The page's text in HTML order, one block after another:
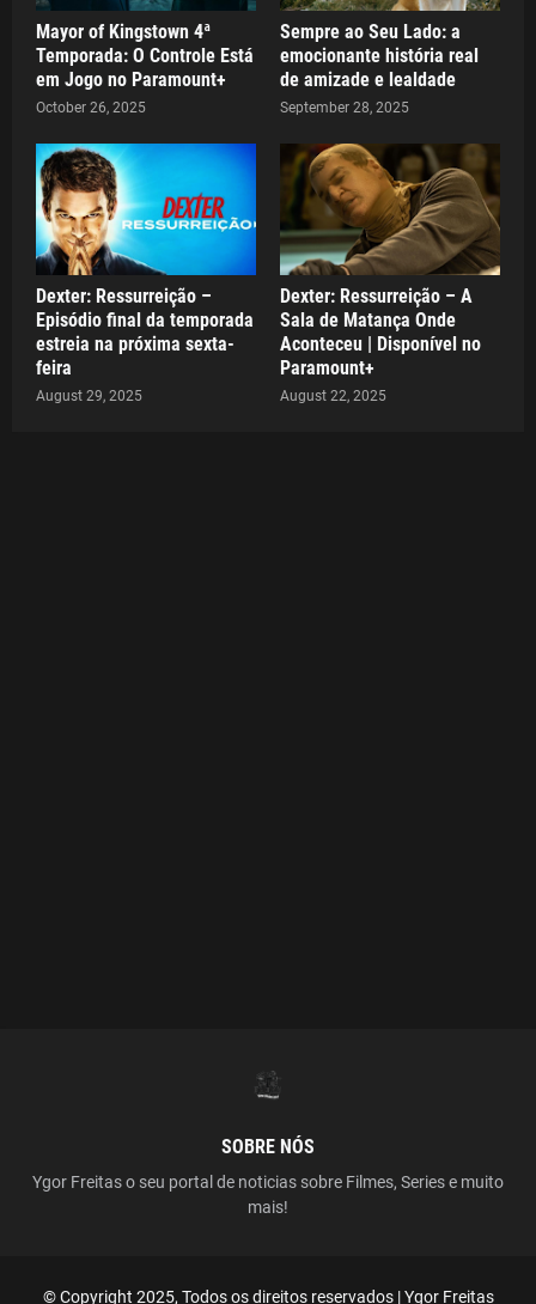
Mayor of Kingstown 4ª
Temporada: O Controle Está
em Jogo no Paramount+
October 26, 2025
Sempre ao Seu Lado: a
emocionante história real
de amizade e lealdade
September 28, 2025
Dexter: Ressurreição –
Episódio final da temporada
estreia na próxima sexta-
feira
August 29, 2025
Dexter: Ressurreição – A
Sala de Matança Onde
Aconteceu | Disponível no
Paramount+
August 22, 2025
SOBRE NÓS
Ygor Freitas o seu portal de noticias sobre Filmes, Series e muito
mais!
© Copyright 2025, Todos os direitos reservados | Ygor Freitas